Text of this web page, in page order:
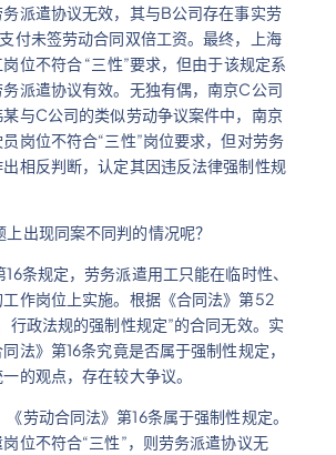
派遣协议无效，其与B公司存在事实劳
付未签劳动合同双倍工资。最终，上海
位不符合 “三性”要求，但由于该规定系
派遣协议有效。无独有偶，南京C公司
与C公司的类似劳动争议案件中，南京
岗位不符合“三性”岗位要求，但对劳务
相反判断，认定其因违反法律强制性规
出现同案不同判的情况呢？
条规定，劳务派遣用工只能在临时性、
作岗位上实施。根据《合同法》第52
行政法规的强制性规定”的合同无效。实
法》第16条究竟是否属于强制性规定，
的观点，存在较大争议。
劳动合同法》第16条属于强制性规定。
位不符合“三性”，则劳务派遣协议无